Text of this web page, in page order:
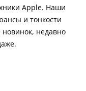
Apple. Наши
и тонкости
новинок, недавно